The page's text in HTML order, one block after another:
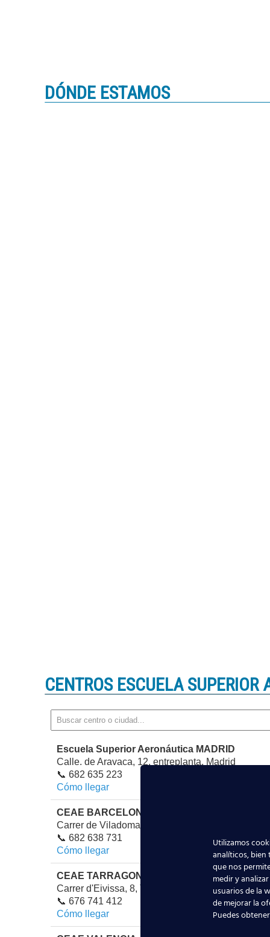
DÓNDE ESTAMOS
CENTROS ESCUELA SUPERIOR
Escuela Superior Aeronáutica MADRID
Calle. de Aravaca, 12, entreplanta, Madrid
📞 682 635 223
Cómo llegar
CEAE BARCELONA
Carrer de Viladomat, 319, Barcelona
📞 682 638 731
Cómo llegar
CEAE TARRAGONA
Carrer d'Eivissa, 8, Tarragona
📞 676 741 412
Cómo llegar
Utilizamos
analíticos,
que nos
medir y
usuarios de la
de mejorar la
Puedes